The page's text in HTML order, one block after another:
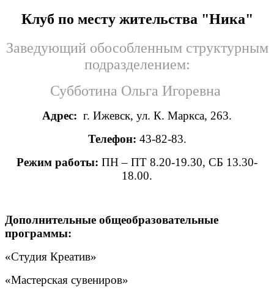
Клуб по месту жительства "Ника"
Заведующий обособленным структурным
подразделением:
Субботина Ольга Игоревна
Адрес: г. Ижевск, ул. К. Маркса, 263.
Телефон: 43-82-83.
Режим работы: ПН – ПТ 8.20-19.30, СБ 13.30-
18.00.
Дополнительные общеобразовательные
программы:
«Студия Креатив»
«Мастерская сувениров»